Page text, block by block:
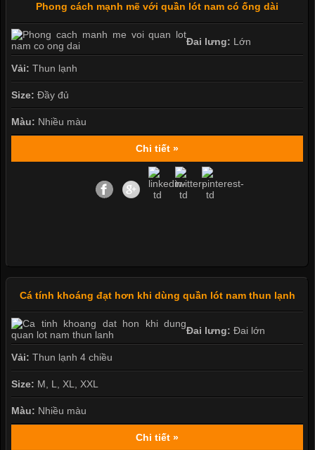
Phong cách mạnh mẽ với quần lót nam có ống dài
Đai lưng: Lớn
Vải: Thun lạnh
Size: Đầy đủ
Màu: Nhiều màu
Chi tiết »
Cá tính khoáng đạt hơn khi dùng quần lót nam thun lạnh
Đai lưng: Đai lớn
Vải: Thun lạnh 4 chiều
Size: M, L, XL, XXL
Màu: Nhiều màu
Chi tiết »